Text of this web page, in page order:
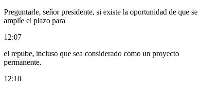
Preguntarle, señor presidente, si existe la oportunidad de que se
amplíe el plazo para
12:07
el repube, incluso que sea considerado como un proyecto
permanente.
12:10